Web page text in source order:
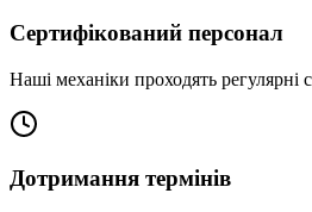
Сертифікований персонал
Наші механіки проходять регулярні
Дотримання термінів